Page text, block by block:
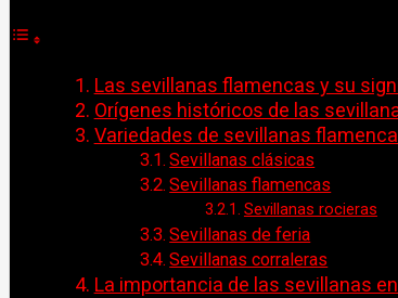
Las sevillanas flamencas y su
Orígenes históricos de las
Variedades de sevillanas
Sevillanas clásicas
Sevillanas flamencas
Sevillanas rocieras
Sevillanas de feria
Sevillanas corraleras
La importancia de las sevillanas